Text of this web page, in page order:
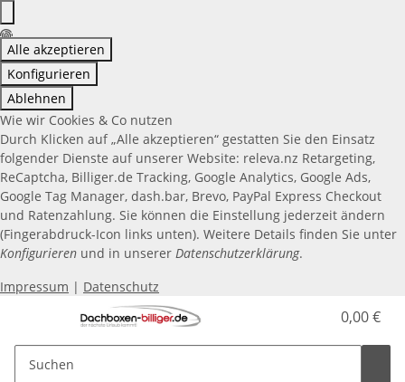
Alle akzeptieren
Konfigurieren
Ablehnen
Wie wir Cookies & Co nutzen
Durch Klicken auf „Alle akzeptieren“ gestatten Sie den Einsatz
folgender Dienste auf unserer Website: releva.nz Retargeting,
ReCaptcha, Billiger.de Tracking, Google Analytics, Google Ads,
Google Tag Manager, dash.bar, Brevo, PayPal Express Checkout
und Ratenzahlung. Sie können die Einstellung jederzeit ändern
(Fingerabdruck-Icon links unten). Weitere Details finden Sie unter
Konfigurieren und in unserer Datenschutzerklärung.
Impressum | Datenschutz
0,00 €